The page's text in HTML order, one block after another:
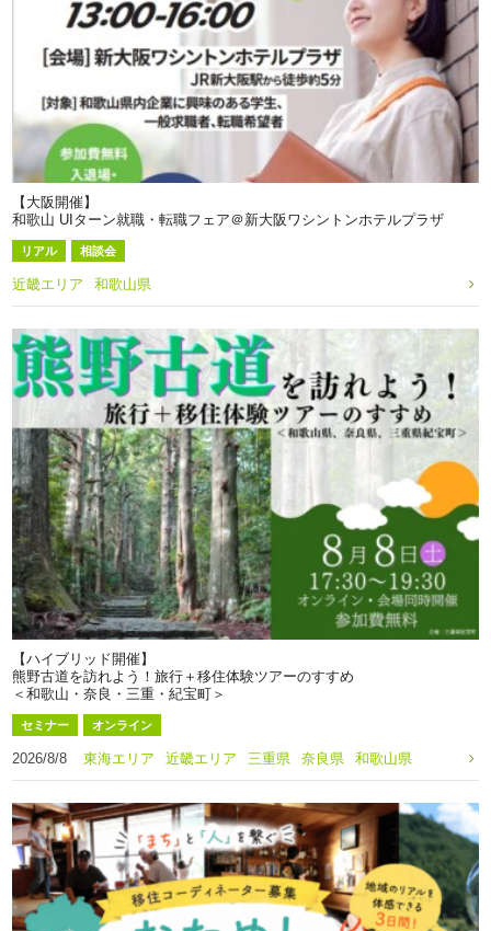
【大阪開催】
和歌山 UIターン就職・転職フェア＠新大阪ワシントンホテルプラザ
リアル 相談会
近畿エリア 和歌山県
【ハイブリッド開催】
熊野古道を訪れよう！旅行＋移住体験ツアーのすすめ
＜和歌山・奈良・三重・紀宝町＞
セミナー オンライン
2026/8/8 東海エリア 近畿エリア 三重県 奈良県 和歌山県